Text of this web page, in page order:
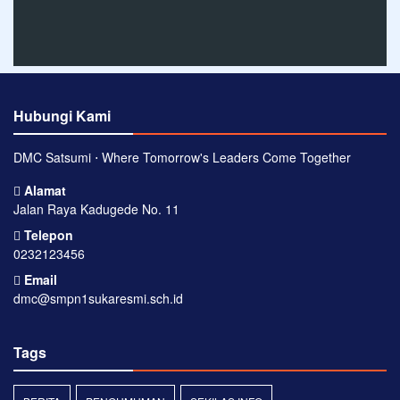
Hubungi Kami
DMC Satsumi ⋅ Where Tomorrow's Leaders Come Together
Alamat
Jalan Raya Kadugede No. 11
Telepon
0232123456
Email
dmc@smpn1sukaresmi.sch.id
Tags